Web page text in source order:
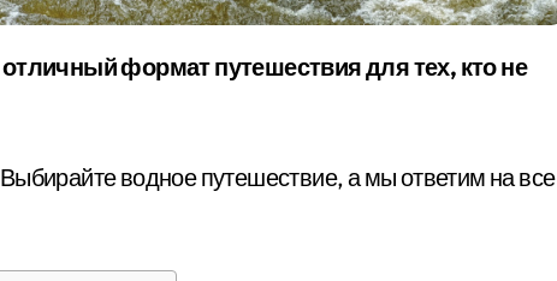
Выбирайте водное путешествие, а мы ответим на все